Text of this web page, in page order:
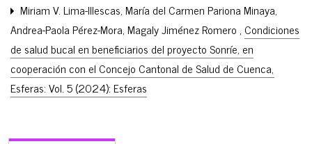
Miriam V. Lima-Illescas, María del Carmen Pariona Minaya,
Andrea-Paola Pérez-Mora, Magaly Jiménez Romero ,Condiciones
de salud bucal en beneficiarios del proyecto Sonríe, en
cooperación con el Concejo Cantonal de Salud de Cuenca,
Esferas: Vol. 5 (2024): Esferas